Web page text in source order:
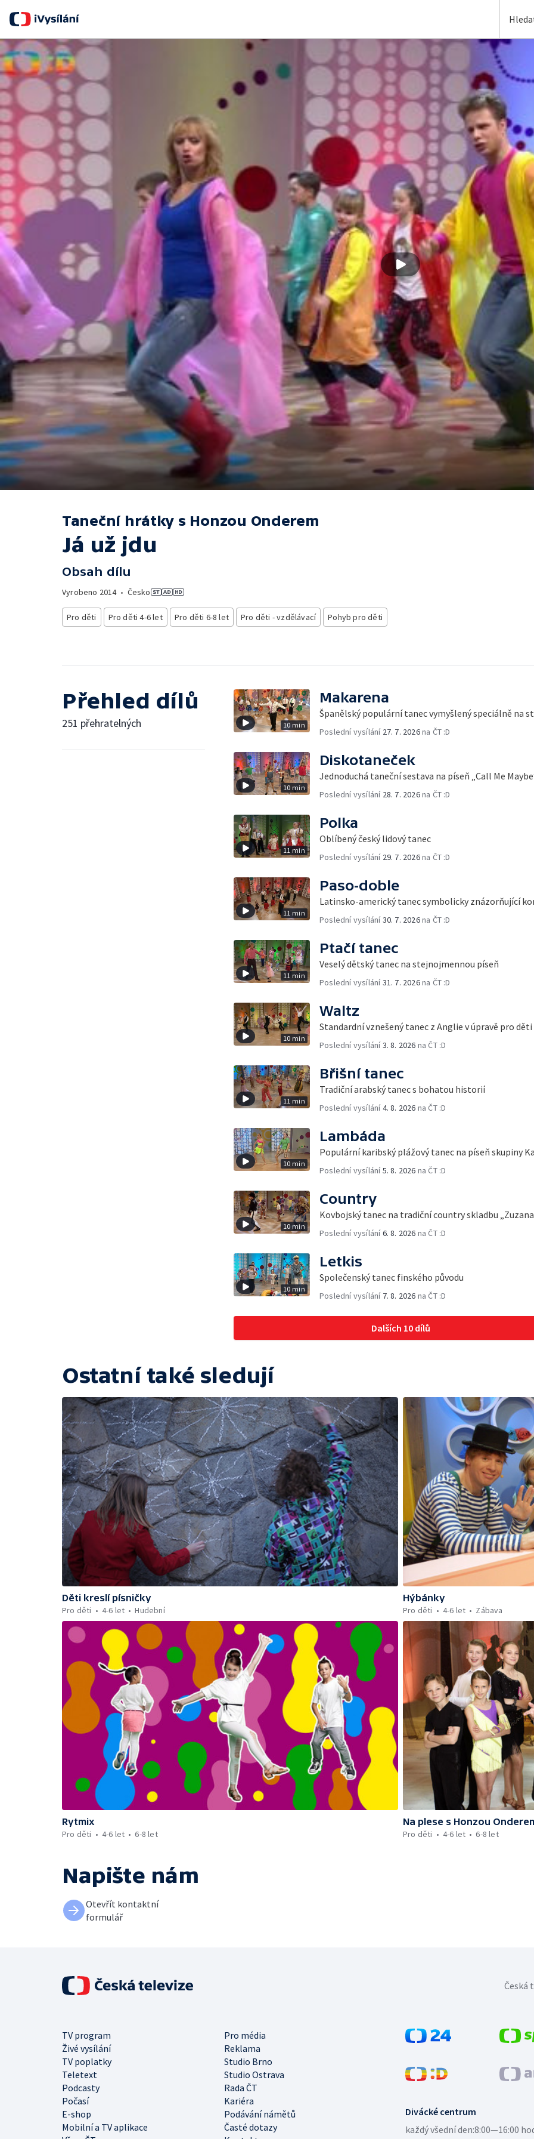
Taneční hrátky s Honzou Onderem
Já už jdu
Obsah dílu
Vyrobeno 2014• Česko
Pro děti Pro děti 4-6 let Pro děti 6-8 let Pro děti - vzdělávací Pohyb pro děti
Přehled dílů
251 přehratelných 10 min
Makarena
Španělský populární tanec vymyšlený speciálně na
Poslední vysílání 27. 7. 2026na ČT :D
10 min
Diskotaneček
Jednoduchá taneční sestava na píseň „Call Me
Poslední vysílání 28. 7. 2026na ČT :D
11 min
Polka
Oblíbený český lidový tanec
Poslední vysílání 29. 7. 2026na ČT :D
11 min
Paso-doble
Latinsko-americký tanec symbolicky znázorňující
Poslední vysílání30. 7. 2026na ČT :D
11 min
Ptačí tanec
Veselý dětský tanec na stejnojmennou píseň
Poslední vysílání31. 7. 2026na ČT :D
10 min
Waltz
Standardní vznešený tanec z Anglie v úpravě pro děti
Poslední vysílání3. 8. 2026 na ČT :D
11 min
Břišní tanec
Tradiční arabský tanec s bohatou historií
Poslední vysílání4. 8. 2026 na ČT :D
10 min
Lambáda
Populární karibský plážový tanec na píseň skupiny
Poslední vysílání5. 8. 2026 na ČT :D
10 min
Country
Kovbojský tanec na tradiční country skladbu
Poslední vysílání6. 8. 2026 na ČT :D
10 min
Letkis
Společenský tanec finského původu
Poslední vysílání 7. 8. 2026 na ČT :D
Dalších 10 dílů
Ostatní také sledují
Děti kreslí písničky
Pro děti
4-6 let Hudební
Hýbánky
Pro děti
4-6 let Zábava
Rytmix
Pro děti
4-6 let 6-8 let
Na plese s Honzou
Pro děti
4-6 let 6-8 let
Napište nám
Otevřít kontaktní
formulář
Divácké centrum
každý všední den:8:00—16:00
TV program
Pro média
Živé vysílání
Reklama
TV poplatky
Studio Brno
Teletext
Studio Ostrava
Podcasty
Rada ČT
Počasí
Kariéra
E-shop
Podávání námětů
Mobilní a TV aplikace
Časté dotazy
Česká